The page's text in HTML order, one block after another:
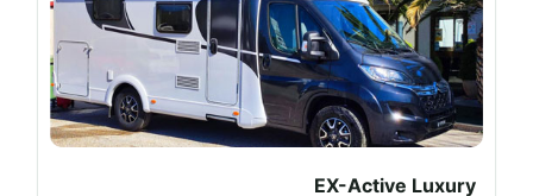
EX-Active Luxury